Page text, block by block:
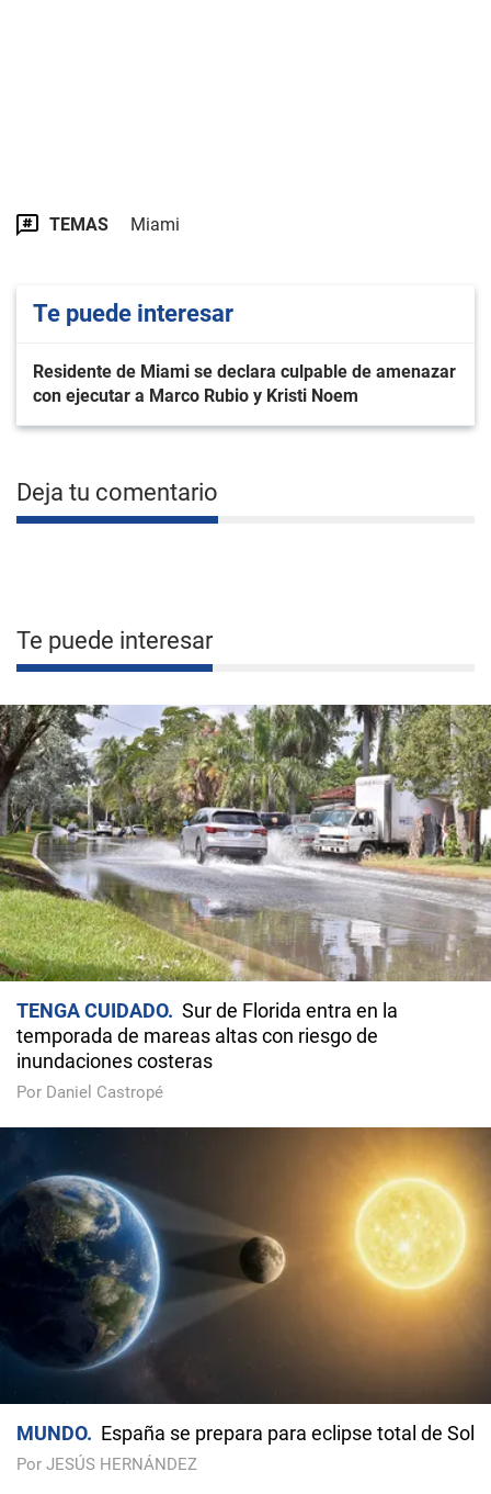
TEMAS Miami
Te puede interesar
Residente de Miami se declara culpable de amenazar
con ejecutar a Marco Rubio y Kristi Noem
Deja tu comentario
Te puede interesar
TENGA CUIDADO
Sur de Florida entra en la
temporada de mareas altas con riesgo de
inundaciones costeras
Por Daniel Castropé
MUNDO España se prepara para eclipse total de Sol
Por JESÚS HERNÁNDEZ